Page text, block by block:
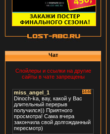
Чат
Спойлеры и ссылки на другие
сайты в чате запрещены